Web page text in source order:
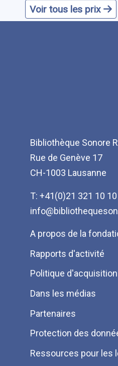
Voir tous les prix
Bibliothèque Sonore
Rue de Genève 17
CH-1003 Lausanne
T: +41(0)21 321 10 10
Menu
Pied
de
page
A propos de la
Rapports d'activité
Politique d'acquisition
Dans les médias
Partenaires
Protection des
Ressources pour les